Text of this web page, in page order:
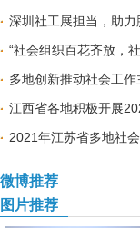
深圳社工展担当，助
“社会组织百花齐放，
多地创新推动社会工
江西省各地积极开展
2021年江苏省多地社
微博推荐
图片推荐